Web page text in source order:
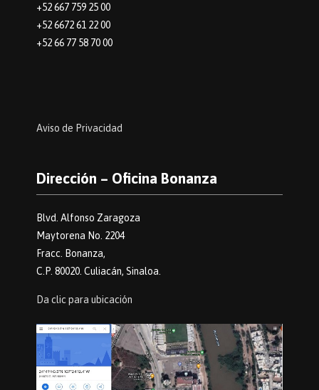
+52 667 759 25 00
+52 6672 61 22 00
+52 66 77 58 70 00
Aviso de Privacidad
Dirección – Oficina Bonanza
Blvd. Alfonso Zaragoza
Maytorena No. 2204
Fracc. Bonanza,
C.P. 80020. Culiacán, Sinaloa.
Da clic para ubicación